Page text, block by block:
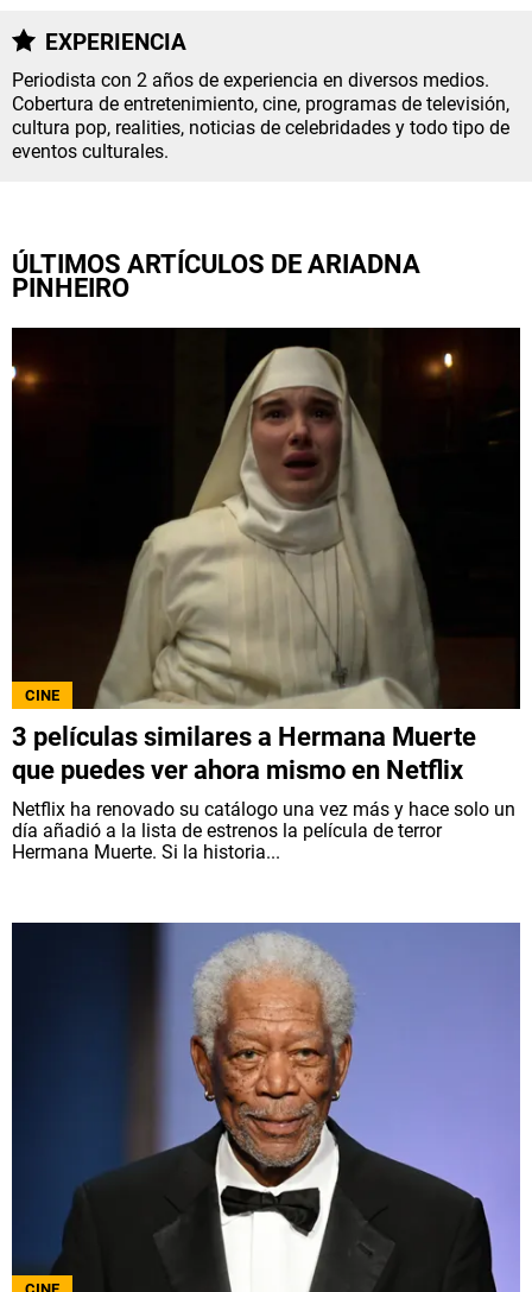
NETFLIX
PRIME VIDEO
APPLE TV+
CELEBRITIES
PASATIEMPOS
INFLUENCERS
QUIENES SOMOS | STAFF CONTACTO
Escribe en Spoiler
Política Editorial
Ad Choices
Bolavip, al igual que Futbol Sites, es una
compañía perteneciente a Better Collective.
Todos los derechos reservados.
EXPERIENCIA
Periodista con 2 años de experiencia en diversos medios.
Cobertura de entretenimiento, cine, programas de televisión,
cultura pop, realities, noticias de celebridades y todo tipo de
eventos culturales.
ÚLTIMOS ARTÍCULOS DE ARIADNA
PINHEIRO
CINE
3 películas similares a Hermana Muerte
que puedes ver ahora mismo en Netflix
Netflix ha renovado su catálogo una vez más y hace solo un
día añadió a la lista de estrenos la película de terror
Hermana Muerte. Si la historia...